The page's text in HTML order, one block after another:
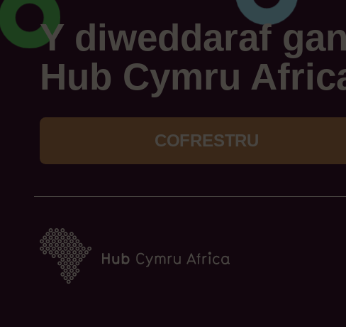
Y diweddaraf gan
Hub Cymru
COFRESTRU